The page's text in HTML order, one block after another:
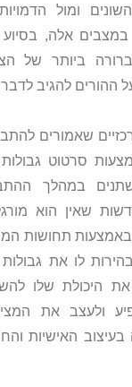
ומול
במצבים אלה,
ביותר של
ההורים להגיב
שאמורים
סרטוט גבולות
במהלך
שאין הוא
תחושות
לו את
את היכולת שלו
ולעצב את
בעיצוב האישיות